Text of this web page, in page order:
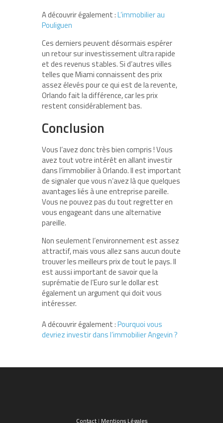
A découvrir également :L’immobilier au
Pouliguen
Ces derniers peuvent désormais espérer
un retour sur investissement ultra rapide
et des revenus stables. Si d’autres villes
telles que Miami connaissent des prix
assez élevés pour ce qui est de la revente,
Orlando fait la différence, car les prix
restent considérablement bas.
Conclusion
Vous l’avez donc très bien compris ! Vous
avez tout votre intérêt en allant investir
dans l’immobilier à Orlando. Il est important
de signaler que vous n’avez là que quelques
avantages liés à une entreprise pareille.
Vous ne pouvez pas du tout regretter en
vous engageant dans une alternative
pareille.
Non seulement l’environnement est assez
attractif, mais vous allez sans aucun doute
trouver les meilleurs prix de tout le pays. Il
est aussi important de savoir que la
suprématie de l’Euro sur le dollar est
également un argument qui doit vous
intéresser.
A découvrir également :Pourquoi vous
devriez investir dans l’immobilier Angevin ?
Contact| Mentions Légales